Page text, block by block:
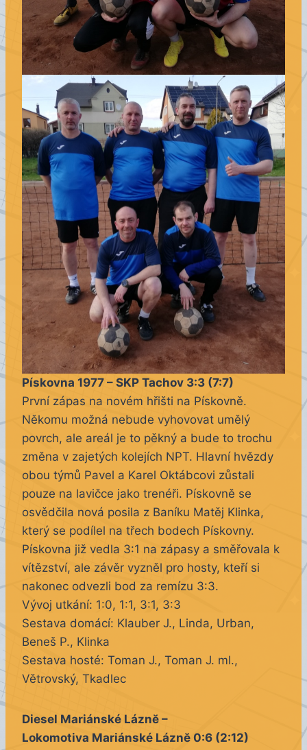
Pískovna 1977 – SKP Tachov 3:3 (7:7)
První zápas na novém hřišti na Pískovně.
Někomu možná nebude vyhovovat umělý
povrch, ale areál je to pěkný a bude to trochu
změna v zajetých kolejích NPT. Hlavní hvězdy
obou týmů Pavel a Karel Oktábcovi zůstali
pouze na lavičce jako trenéři. Pískovně se
osvědčila nová posila z Baníku Matěj Klinka,
který se podílel na třech bodech Pískovny.
Pískovna již vedla 3:1 na zápasy a směřovala k
vítězství, ale závěr vyzněl pro hosty, kteří si
nakonec odvezli bod za remízu 3:3.
Vývoj utkání: 1:0, 1:1, 3:1, 3:3
Sestava domácí: Klauber J., Linda, Urban,
Beneš P., Klinka
Sestava hosté: Toman J., Toman J. ml.,
Větrovský, Tkadlec
Diesel Mariánské Láznĕ –
Lokomotiva Mariánské Láznĕ 0:6 (2:12)